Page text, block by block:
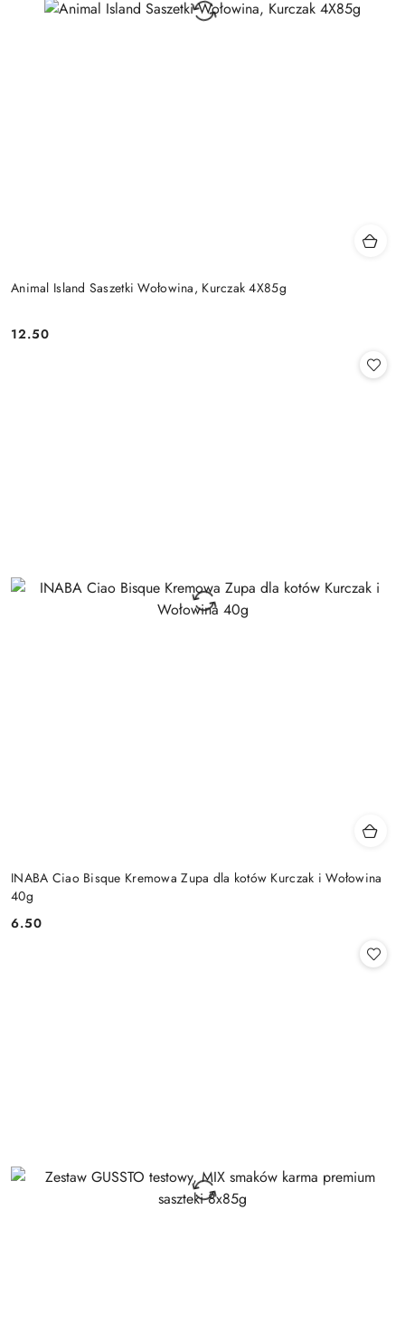
Animal Island Saszetki Wołowina, Kurczak 4X85g
Cena:
12.50
INABA Ciao Bisque Kremowa Zupa dla kotów Kurczak i Wołowina
40g
Cena:
6.50